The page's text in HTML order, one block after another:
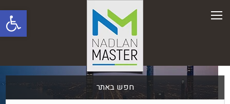
פתח
חפש באתר